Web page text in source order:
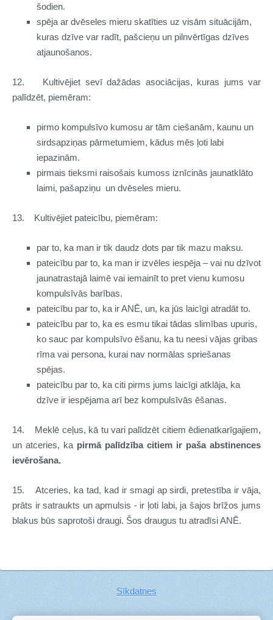
šodien.
spēja ar dvēseles mieru skatīties uz visām situācijām,
kuras dzīve var radīt, pašcieņu un pilnvērtīgas dzīves
atjaunošanos.
12. Kultivējiet sevī dažādas asociācijas, kuras jums var
palīdzēt, piemēram:
pirmo kompulsīvo kumosu ar tām ciešanām, kaunu un
sirdsapziņas pārmetumiem, kādus mēs ļoti labi
iepazinām.
pirmais tieksmi raisošais kumoss iznīcinās jaunatklāto
laimi, pašapziņu un dvēseles mieru.
13. Kultivējiet pateicību, piemēram:
par to, ka man ir tik daudz dots par tik mazu maksu.
pateicību par to, ka man ir izvēles iespēja – vai nu dzīvot
jaunatrastajā laimē vai iemainīt to pret vienu kumosu
kompulsīvās barības.
pateicību par to, ka ir ANĒ, un, ka jūs laicīgi atradāt to.
pateicību par to, ka es esmu tikai tādas slimības upuris,
ko sauc par kompulsīvo ēšanu, ka tu neesi vājas gribas
rīma vai persona, kurai nav normālas spriešanas
spējas.
pateicību par to, ka citi pirms jums laicīgi atklāja, ka
dzīve ir iespējama arī bez kompulsīvās ēšanas.
14. Meklē ceļus, kā tu vari palīdzēt citiem ēdienatkarīgajiem,
un atceries, ka pirmā palīdzība citiem ir paša abstinences
ievērošana.
15.Atceries, ka tad, kad ir smagi ap sirdi, pretestība ir vāja,
prāts ir satraukts un apmulsis - ir ļoti labi, ja šajos brīžos jums
blakus būs saprotoši draugi. Šos draugus tu atradīsi ANĒ.
Sīkdatnes